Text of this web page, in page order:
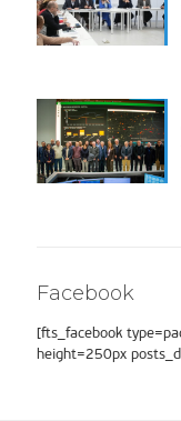
Facebook
[fts_facebook
height=250px